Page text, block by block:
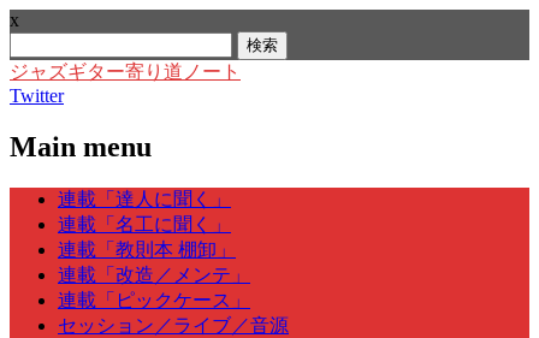
x
索:
ジャズギター寄り道ノート
Twitter
Main menu
Skip
content
連載「達人に聞く」
連載「名工に聞く」
連載「教則本 棚卸」
連載「改造／メンテ」
連載「ピックケース」
セッション／ライブ／音源